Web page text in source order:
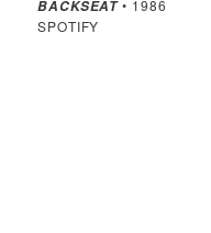
BACKSEAT• 1986
SPOTIFY